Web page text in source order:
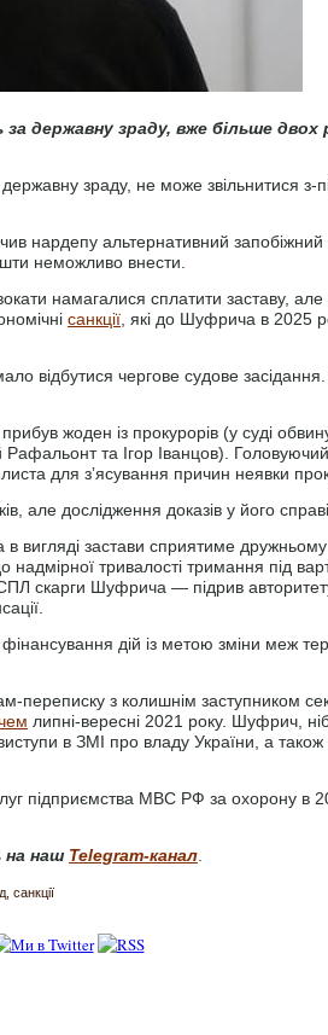
державну зраду, вже більше двох
державну зраду, не може звільнитися з-
нардепу альтернативний запобіжний
неможливо внести.
намагалися сплатити заставу,
санкції , які до Шуфрича в 2025
відбутися чергове судове
жоден із прокурорів (у суді
та Ігор Іванцов).
для зʼясування причин неявки
але дослідження доказів у його
вигляді застави сприятиме
тривалості тримання під
скарги Шуфрича — підрив
дій із метою зміни меж
переписку з колишнім заступником
липні-вересні 2021 року. Шуфрич,
в ЗМІ про владу України, а
підприємства МВС РФ за охорону в
на наш Telegram-канал
санкції